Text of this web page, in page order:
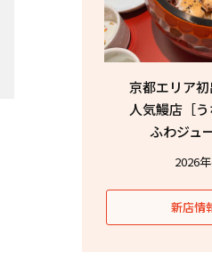
京都エリア
人気鰻店［
ふわジュ
2026
新店情